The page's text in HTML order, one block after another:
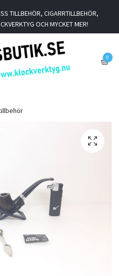
TILLBEHÖR, CIGARRTILLBEHÖR,
OCH MYCKET MER!
0